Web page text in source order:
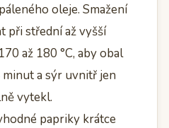
oleje. Smažení
při střední až vyšší
až 180 °C, aby obal
minut a sýr uvnitř jen
vytekl.
papriky krátce